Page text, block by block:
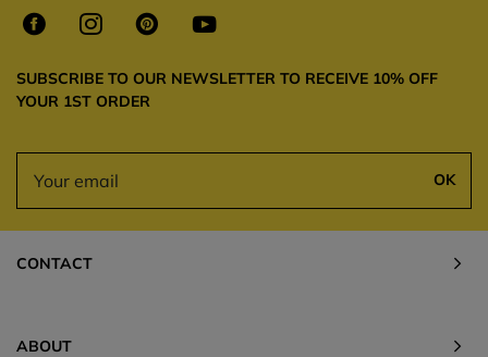
SUBSCRIBE TO OUR NEWSLETTER TO RECEIVE 10% OFF
YOUR 1ST ORDER
OK
CONTACT
ABOUT